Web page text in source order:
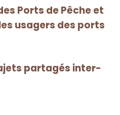
Ports de Pêche et
usagers des ports
partagés inter-